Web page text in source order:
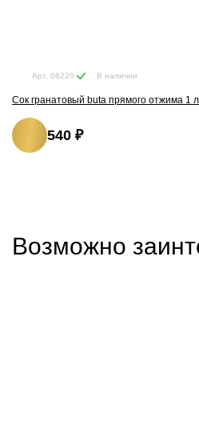
Арт. 06220 В наличии
Сок гранатовый buta прямого отжима 1
540 ₽
Возможно